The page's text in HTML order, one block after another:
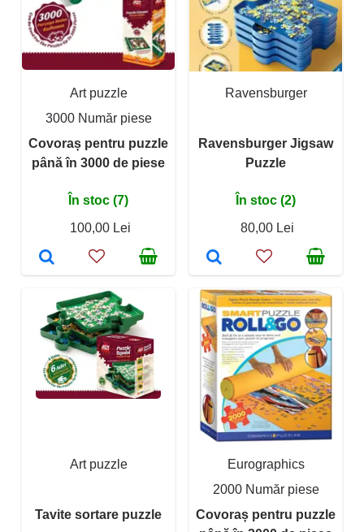
Art puzzle
3000 Număr piese
Covoraș pentru puzzle
până în 3000 de piese
În stoc (7)
100,00 Lei
Ravensburger
Ravensburger Jigsaw
Puzzle
În stoc (2)
80,00 Lei
Art puzzle
Tavite sortare puzzle
Eurographics
2000 Număr piese
Covoraș pentru puzzle